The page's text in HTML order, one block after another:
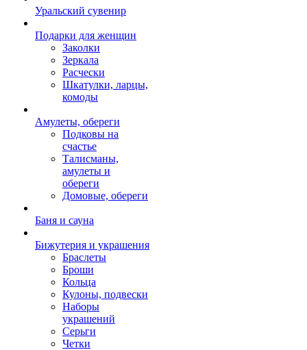
Уральский сувенир
Подарки для женщин
Заколки
Зеркала
Расчески
Шкатулки, ларцы,
комоды
Амулеты, обереги
Подковы на
счастье
Талисманы,
амулеты и
обереги
Домовые, обереги
Баня и сауна
Бижутерия и украшения
Браслеты
Броши
Кольца
Кулоны, подвески
Наборы
украшений
Серьги
Четки